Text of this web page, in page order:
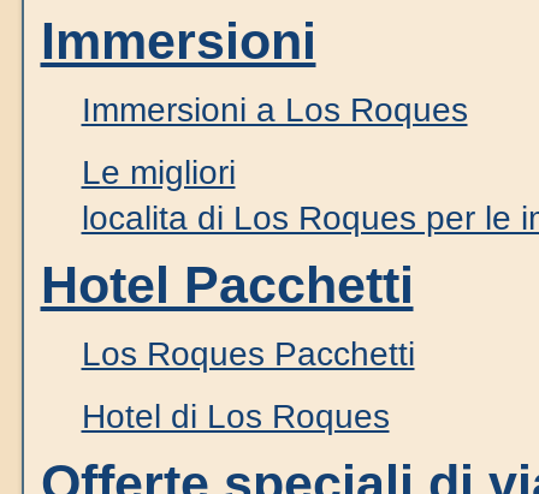
Immersioni
Immersioni a Los Roques
Le migliori
localita di Los Roques per le
Hotel Pacchetti
Los Roques Pacchetti
Hotel di Los Roques